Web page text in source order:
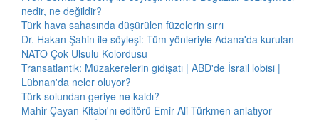
nedir, ne değildir?
Türk hava sahasında düşürülen füzelerin sırrı
Dr. Hakan Şahin ile söyleşi: Tüm yönleriyle Adana'da kurulan
NATO Çok Ulsulu Kolordusu
Transatlantik: Müzakerelerin gidişatı | ABD'de İsrail lobisi |
Lübnan'da neler oluyor?
Türk solundan geriye ne kaldı?
Mahir Çayan Kitabı'nı editörü Emir Ali Türkmen anlatıyor